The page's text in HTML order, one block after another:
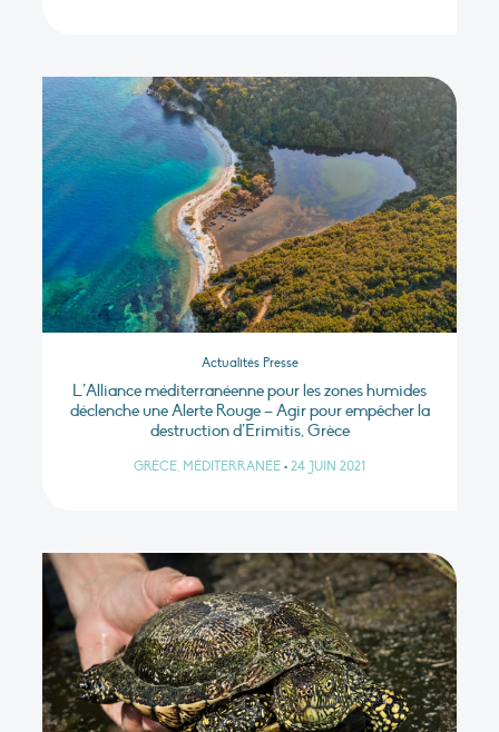
Actualités Presse
L’Alliance méditerranéenne pour les zones humides
déclenche une Alerte Rouge – Agir pour empêcher la
destruction d’Erimitis, Grèce
GRÈCE, MÉDITERRANÉE • 24 JUIN 2021